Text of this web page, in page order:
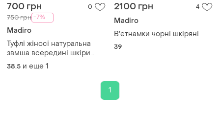
700 грн 0
750 грн -7%
Madiro
Туфлі жіносі натуральна
звмша всередині шкіри
розмір 39
38.5 и еще 1
2100 грн 4
Madiro
Вʼєтнамки чорні шкіряні
39
1